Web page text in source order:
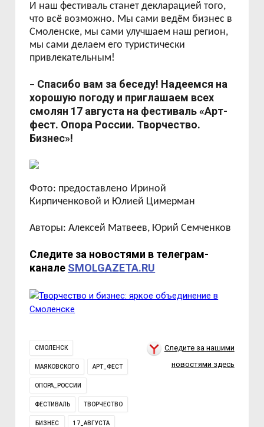
И наш фестиваль станет декларацией того,
что всё возможно. Мы сами ведём бизнес в
Смоленске, мы сами улучшаем наш регион,
мы сами делаем его туристически
привлекательным!
– Спасибо вам за беседу! Надеемся на
хорошую погоду и приглашаем всех
смолян 17 августа на фестиваль «Арт-
фест. Опора России. Творчество.
Бизнес»!
Фото: предоставлено Ириной
Кирпиченковой и Юлией Цимерман
Авторы: Алексей Матвеев, Юрий Семченков
Следите за новостями в телеграм-
канале SMOLGAZETA.RU
СМОЛЕНСК
МАЯКОВСКОГО АРТ_ФЕСТ
ОПОРА_РОССИИ
ФЕСТИВАЛЬ ТВОРЧЕСТВО
БИЗНЕС 17_АВГУСТА
Следите за нашими
новостями здесь